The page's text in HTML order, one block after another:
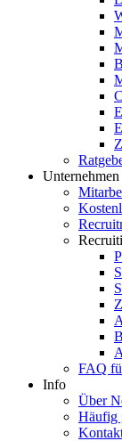
Unternehmen
FAQ
Info
Über
Häufig